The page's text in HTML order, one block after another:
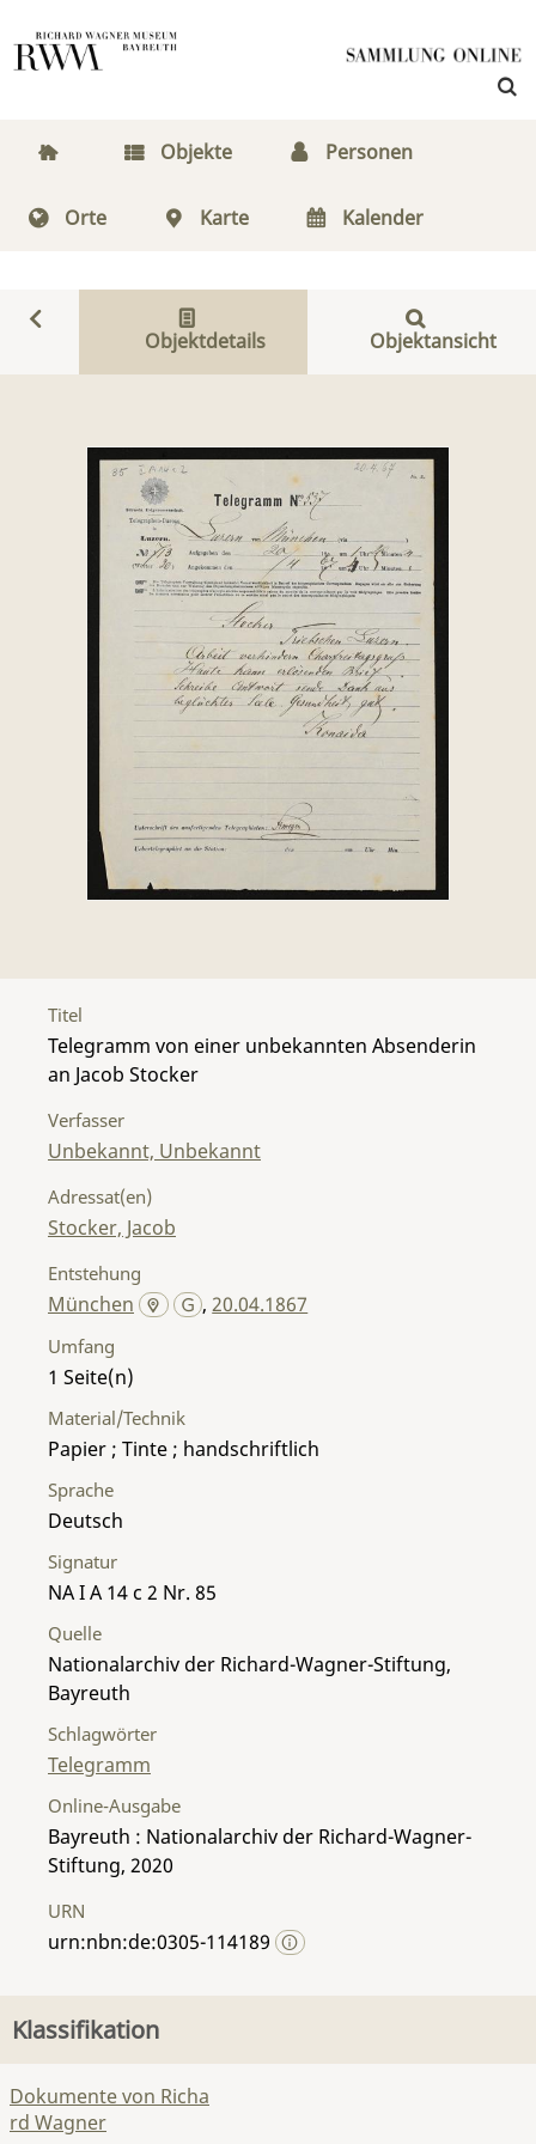
Objekte Personen
Orte Karte Kalender
Objektdetails Objektansicht
Titel
Telegramm von einer unbekannten Absenderin
an Jacob Stocker
Verfasser
Unbekannt, Unbekannt
Adressat(en)
Stocker, Jacob
Entstehung
München ,20.04.1867
Umfang
1
Material/Technik
Papier ; Tinte ; handschriftlich
Sprache
Deutsch
Signatur
NA I A 14 c 2 Nr. 85
Quelle
Nationalarchiv der Richard-Wagner-Stiftung,
Bayreuth
Schlagwörter
Telegramm
Online-Ausgabe
Bayreuth : Nationalarchiv der Richard-Wagner-
Stiftung, 2020
URN
urn:nbn:de:0305-114189
Klassifikation
Dokumente von Richa
rd Wagner